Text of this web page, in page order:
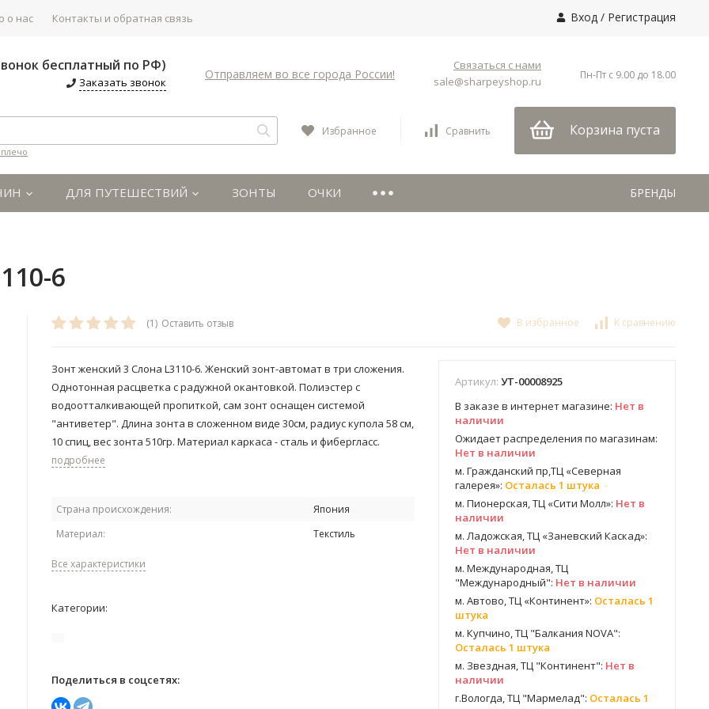
о нас Контакты и обратная связь Вход / Регистрация
бесплатный по РФ)
Заказать звонок
Отправляем во все города России!
Связаться с нами
sale@sharpeyshop.ru
Пн-Пт с 9.00 до 18.00
Избранное Сравнить Корзина пуста
ДЛЯ ПУТЕШЕСТВИЙ ЗОНТЫ ОЧКИ БРЕНДЫ
6
(1) Оставить отзыв В избранное К сравнению
Зонт женский 3 Cлона L3110-6. ​Женский зонт-автомат в три сложения.
Однотонная расцветка с радужной окантовкой. Полиэстер с
водоотталкивающей пропиткой, сам зонт оснащен системой
"антиветер". Длина зонта в сложенном виде 30см, радиус купола 58 см,
10 спиц, вес зонта 510гр. Материал каркаса - сталь и фибергласс.
подробнее
Страна происхождения:
Япония
Материал:
Текстиль
Все характеристики
Категории:
Поделиться в соцсетях:
Артикул: УТ-00008925
В заказе в интернет магазине: Нет в
наличии
Ожидает распределения по магазинам:
Нет в наличии
м. Гражданский пр,ТЦ «Северная
галерея»: Осталась 1 штука
м. Пионерская, ТЦ «Сити Молл»: Нет в
наличии
м. Ладожская, ТЦ «Заневский Каскад»:
Нет в наличии
м. Международная, ТЦ
"Международный": Нет в наличии
м. Автово, ТЦ «Континент»: Осталась 1
штука
м. Купчино, ТЦ "Балкания NOVA":
Осталась 1 штука
м. Звездная, ТЦ "Континент": Нет в
наличии
г.Вологда, ТЦ "Мармелад": Осталась 1